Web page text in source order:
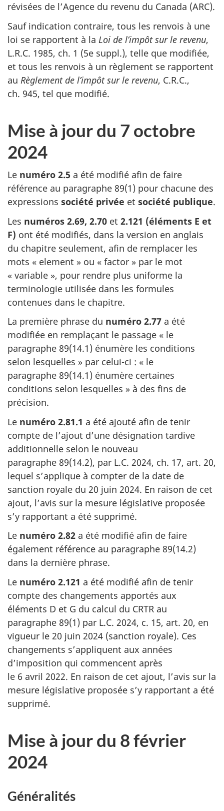
révisées de l’Agence du revenu du Canada (ARC).
Sauf indication contraire, tous les renvois à une
loi se rapportent à la Loi de l’impôt sur le revenu,
L.R.C. 1985, ch. 1 (5e suppl.), telle que modifiée,
et tous les renvois à un règlement se rapportent
au Règlement de l’impôt sur le revenu, C.R.C.,
ch. 945, tel que modifié.
Mise à jour du 7 octobre
2024
Le numéro 2.5 a été modifié afin de faire
référence au paragraphe 89(1) pour chacune des
expressions société privée et société publique.
Les numéros 2.69, 2.70 et 2.121 (éléments E et
F) ont été modifiés, dans la version en anglais
du chapitre seulement, afin de remplacer les
mots « element » ou « factor » par le mot
« variable », pour rendre plus uniforme la
terminologie utilisée dans les formules
contenues dans le chapitre.
La première phrase du numéro 2.77 a été
modifiée en remplaçant le passage « le
paragraphe 89(14.1) énumère les conditions
selon lesquelles » par celui-ci : « le
paragraphe 89(14.1) énumère certaines
conditions selon lesquelles » à des fins de
précision.
Le numéro 2.81.1 a été ajouté afin de tenir
compte de l’ajout d’une désignation tardive
additionnelle selon le nouveau
paragraphe 89(14.2), par L.C. 2024, ch. 17, art. 20,
lequel s’applique à compter de la date de
sanction royale du 20 juin 2024. En raison de cet
ajout, l’avis sur la mesure législative proposée
s’y rapportant a été supprimé.
Le numéro 2.82 a été modifié afin de faire
également référence au paragraphe 89(14.2)
dans la dernière phrase.
Le numéro 2.121 a été modifié afin de tenir
compte des changements apportés aux
éléments D et G du calcul du CRTR au
paragraphe 89(1) par L.C. 2024, c. 15, art. 20, en
vigueur le 20 juin 2024 (sanction royale). Ces
changements s’appliquent aux années
d’imposition qui commencent après
le 6 avril 2022. En raison de cet ajout, l’avis sur la
mesure législative proposée s’y rapportant a été
supprimé.
Mise à jour du 8 février
2024
Généralités